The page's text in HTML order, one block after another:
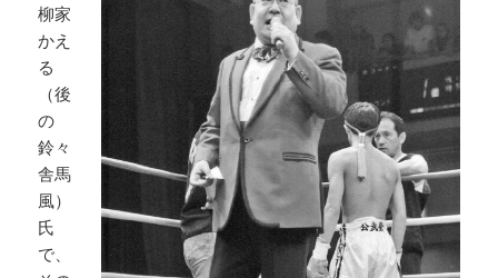
柳家
かえ
る
（後
の
鈴々
舎馬
風）
氏
で、